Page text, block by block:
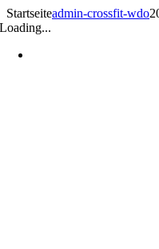
Zum
Inhalt
Startseiteadmin-crossfit-wdo
Loading...